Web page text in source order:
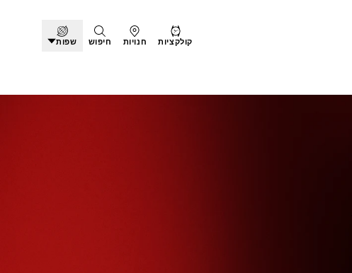
קולקציות חנויות חיפוש שפות